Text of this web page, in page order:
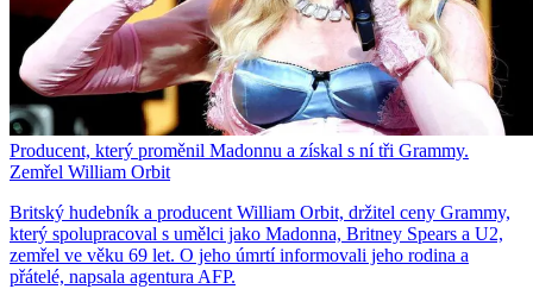
Producent, který proměnil Madonnu a získal s ní tři Grammy.
Zemřel William Orbit
Britský hudebník a producent William Orbit, držitel ceny Grammy,
který spolupracoval s umělci jako Madonna, Britney Spears a U2,
zemřel ve věku 69 let. O jeho úmrtí informovali jeho rodina a
přátelé, napsala agentura AFP.